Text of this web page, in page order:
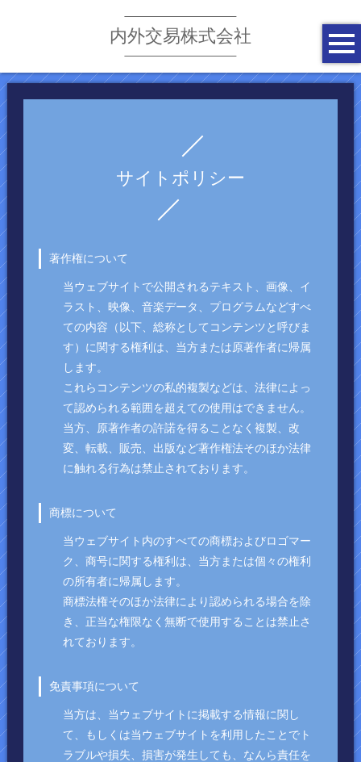
内外交易株式会社
サイトポリシー
著作権について
当ウェブサイトで公開されるテキスト、画像、イ
ラスト、映像、音楽データ、プログラムなどすべ
ての内容（以下、総称としてコンテンツと呼びま
す）に関する権利は、当方または原著作者に帰属
します。
これらコンテンツの私的複製などは、法律によっ
て認められる範囲を超えての使用はできません。
当方、原著作者の許諾を得ることなく複製、改
変、転載、販売、出版など著作権法そのほか法律
に触れる行為は禁止されております。
商標について
当ウェブサイト内のすべての商標およびロゴマー
ク、商号に関する権利は、当方または個々の権利
の所有者に帰属します。
商標法権そのほか法律により認められる場合を除
き、正当な権限なく無断で使用することは禁止さ
れております。
免責事項について
当方は、当ウェブサイトに掲載する情報に関し
て、もしくは当ウェブサイトを利用したことでト
ラブルや損失、損害が発生しても、なんら責任を